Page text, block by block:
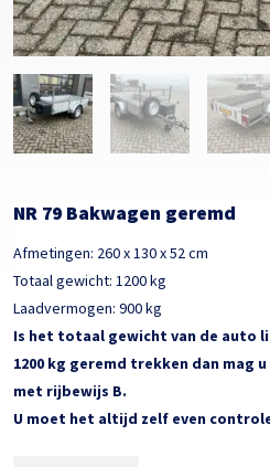
NR 79 Bakwagen geremd
Afmetingen: 260 x 130 x 52 cm
Totaal gewicht: 1200 kg
Laadvermogen: 900 kg
Is het totaal gewicht van de auto
1200 kg geremd trekken dan mag
met rijbewijs B.
U moet het altijd zelf even